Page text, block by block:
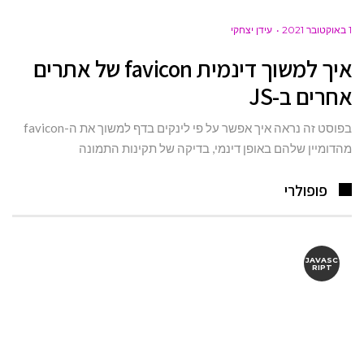
1 באוקטובר 2021 עידן יצחקי
איך למשוך דינמית favicon של אתרים
אחרים ב-JS
בפוסט זה נראה איך אפשר על פי לינקים בדף למשוך את ה-favicon
מהדומיין שלהם באופן דינמי, בדיקה של תקינות התמונה
פופולרי
JAVASC
RIPT